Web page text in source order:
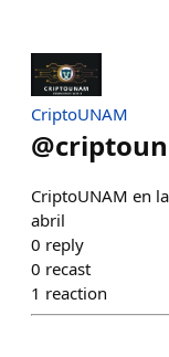
CriptoUNAM
@
CriptoUNAM en
abril
0 reply
0 recast
1 reaction